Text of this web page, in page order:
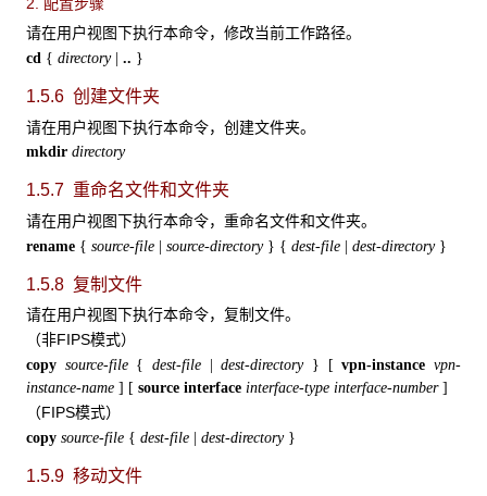
请在用户视图下执行本命令，修改当前工作路径。
cd { directory .. }
1.5.6 创建文件夹
请在用户视图下执行本命令，创建文件夹。
mkdir directory
1.5.7 重命名文件和文件夹
请在用户视图下执行本命令，重命名文件和文件夹。
rename { source-file | source-directory } { dest-file | dest-directory }
1.5.8 复制文件
请在用户视图下执行本命令，复制文件。
（非FIPS模式）
copy source-file { dest-file | dest-directory } [ vpn-instance vpn-
instance-name ] [ source interface interface-type interface-number ]
（FIPS模式）
copy source-file { dest-file dest-directory }
1.5.9 移动文件